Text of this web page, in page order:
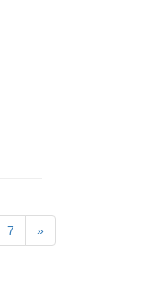
7 »